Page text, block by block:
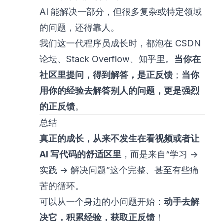
AI 能解决一部分，但很多复杂或特定领域
的问题，还得靠人。
我们这一代程序员成长时，都泡在 CSDN
论坛、Stack Overflow、知乎里。 当你在
社区里提问，得到解答，是正反馈； 当你
用你的经验去解答别人的问题，更是强烈
的正反馈。
总结
真正的成长，从来不发生在看视频或者让
AI 写代码的舒适区里 ，而是来自“学习 ->
实践 -> 解决问题”这个完整、甚至有些痛
苦的循环。
可以从一个身边的小问题开始： 动手去解
决它，积累经验，获取正反馈！